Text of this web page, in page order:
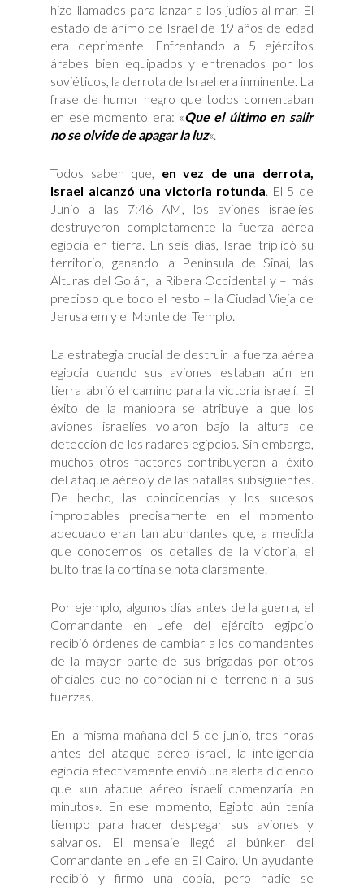
hizo llamados para lanzar a los judíos al mar. El
estado de ánimo de Israel de 19 años de edad
era deprimente. Enfrentando a 5 ejércitos
árabes bien equipados y entrenados por los
soviéticos, la derrota de Israel era inminente. La
frase de humor negro que todos comentaban
en ese momento era: «Que el último en salir
no se olvide de apagar la luz«.
Todos saben que, en vez de una derrota,
Israel alcanzó una victoria rotunda. El 5 de
Junio a las 7:46 AM, los aviones israelíes
destruyeron completamente la fuerza aérea
egipcia en tierra. En seis días, Israel triplicó su
territorio, ganando la Península de Sinai, las
Alturas del Golán, la Ribera Occidental y – más
precioso que todo el resto – la Ciudad Vieja de
Jerusalem y el Monte del Templo.
La estrategia crucial de destruir la fuerza aérea
egipcia cuando sus aviones estaban aún en
tierra abrió el camino para la victoria israelí. El
éxito de la maniobra se atribuye a que los
aviones israelíes volaron bajo la altura de
detección de los radares egipcios. Sin embargo,
muchos otros factores contribuyeron al éxito
del ataque aéreo y de las batallas subsiguientes.
De hecho, las coincidencias y los sucesos
improbables precisamente en el momento
adecuado eran tan abundantes que, a medida
que conocemos los detalles de la victoria, el
bulto tras la cortina se nota claramente.
Por ejemplo, algunos días antes de la guerra, el
Comandante en Jefe del ejército egipcio
recibió órdenes de cambiar a los comandantes
de la mayor parte de sus brigadas por otros
oficiales que no conocían ni el terreno ni a sus
fuerzas.
En la misma mañana del 5 de junio, tres horas
antes del ataque aéreo israelí, la inteligencia
egipcia efectivamente envió una alerta diciendo
que «un ataque aéreo israelí comenzaría en
minutos». En ese momento, Egipto aún tenía
tiempo para hacer despegar sus aviones y
salvarlos. El mensaje llegó al búnker del
Comandante en Jefe en El Cairo. Un ayudante
recibió y firmó una copia, pero nadie se